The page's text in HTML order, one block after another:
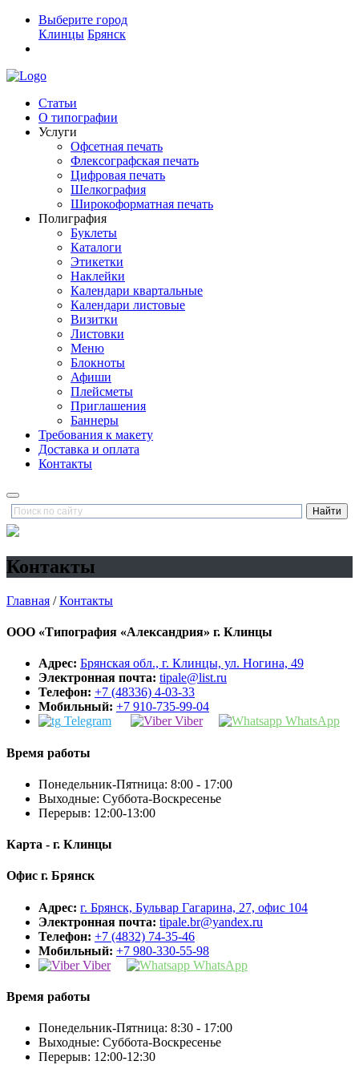
Выберите город
Клинцы Брянск
Статьи
О типографии
Услуги
Офсетная печать
Флексографская печать
Цифровая печать
Шелкография
Широкоформатная печать
Полиграфия
Буклеты
Каталоги
Этикетки
Наклейки
Календари квартальные
Календари листовые
Визитки
Листовки
Меню
Блокноты
Афиши
Плейсметы
Приглашения
Баннеры
Требования к макету
Доставка и оплата
Контакты
Контакты
Главная /Контакты
ООО «Типография «Александрия» г. Клинцы
Адрес: Брянская обл., г. Клинцы, ул. Ногина, 49
Электронная почта: tipale@list.ru
Телефон: +7 (48336) 4-03-33
Мобильный: +7 910-735-99-04
Telegram
Viber WhatsApp
Время работы
Понедельник-Пятница: 8:00 - 17:00
Выходные: Суббота-Воскресенье
Перерыв: 12:00-13:00
Карта - г. Клинцы
Офис г. Брянск
Адрес: г. Брянск, Бульвар Гагарина, 27, офис 104
Электронная почта: tipale.br@yandex.ru
Телефон: +7 (4832) 74-35-46
Мобильный: +7 980-330-55-98
Viber
WhatsApp
Время работы
Понедельник-Пятница: 8:30 - 17:00
Выходные: Суббота-Воскресенье
Перерыв: 12:00-12:30